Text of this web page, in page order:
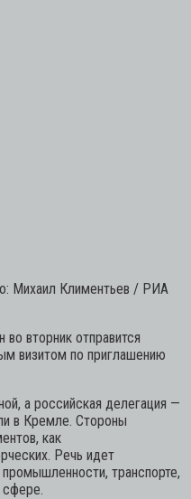
Михаил Климентьев / РИА
вторник отправится
визитом по приглашению
а российская делегация —
в Кремле. Стороны
как
Речь идет
транспорте,
сфере.